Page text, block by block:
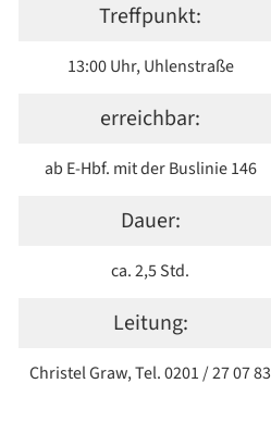
Treffpunkt:
13:00 Uhr, Uhlenstraße
erreichbar:
ab E-Hbf. mit der Buslinie 146
Dauer:
ca. 2,5 Std.
Leitung:
Christel Graw, Tel. 0201 / 27 07 83